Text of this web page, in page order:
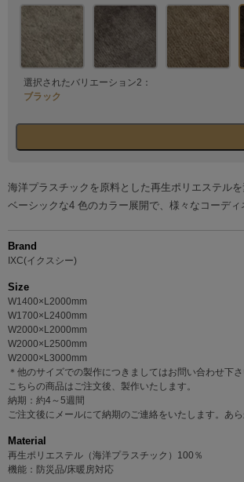
選択されたバリエーション2：
ブラック
海洋プラスチックを原料とした再生ポリエステル
ベーシックな4 色のカラー展開で、様々なコーディ
Brand
IXC(イクスシー)
Size
W1400×L2000mm
W1700×L2400mm
W2000×L2000mm
W2000×L2500mm
W2000×L3000mm
＊他のサイズでの製作につきましてはお問い合わせ下さ
こちらの商品はご注文後、製作いたします。
納期：約4～5週間
ご注文後にメールにて納期のご連絡をいたします。あら
Material
再生ポリエステル（海洋プラスチック）100％
機能：防災品/床暖房対応